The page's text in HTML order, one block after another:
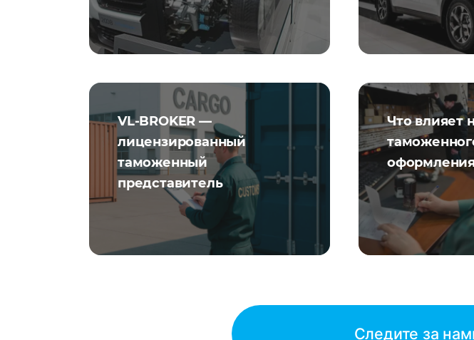
VL-BROKER —
лицензированный
таможенный
представитель
Что влияет
Следите за